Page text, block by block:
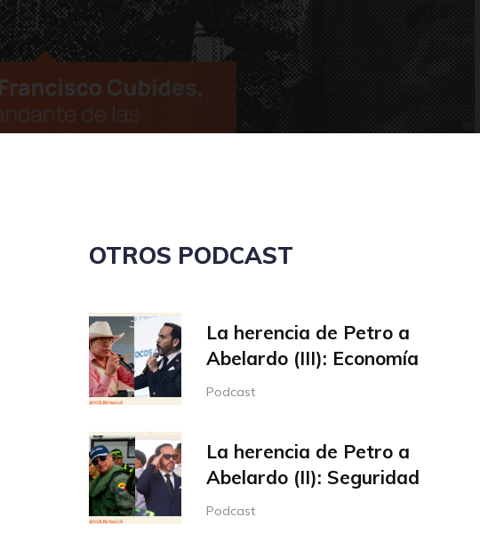
OTROS PODCAST
La herencia de Petro a
Abelardo (III): Economía
Podcast
La herencia de Petro a
Abelardo (II): Seguridad
Podcast